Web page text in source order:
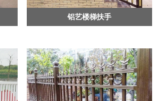
铝艺楼梯扶手